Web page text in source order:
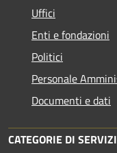
Uffici
Enti e fondazioni
Politici
Personale
Documenti e dati
CATEGORIE DI